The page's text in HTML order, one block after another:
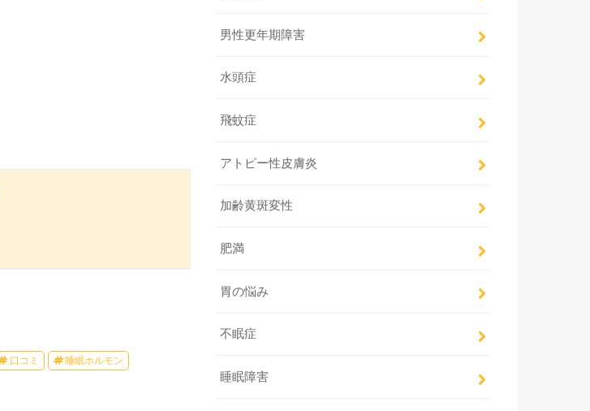
口コミ 睡眠ホルモン
男性更年期障害
水頭症
飛蚊症
アトピー性皮膚炎
加齢黄斑変性
肥満
胃の悩み
不眠症
睡眠障害